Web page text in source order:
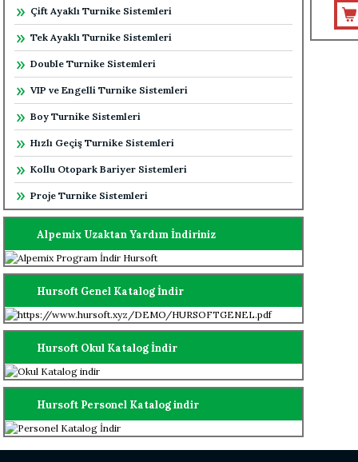
Çift Ayaklı Turnike Sistemleri
Tek Ayaklı Turnike Sistemleri
Double Turnike Sistemleri
VIP ve Engelli Turnike Sistemleri
Boy Turnike Sistemleri
Hızlı Geçiş Turnike Sistemleri
Kollu Otopark Bariyer Sistemleri
Proje Turnike Sistemleri
Alpemix Uzaktan Yardım İndiriniz
Hursoft Genel Katalog İndir
Hursoft Okul Katalog İndir
Hursoft Personel Katalog indir